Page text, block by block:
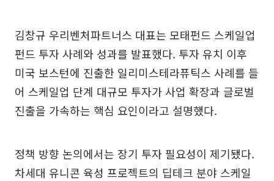
김창규 우리벤처파트너스 대표는 모태펀드 스케일업
펀드 투자 사례와 성과를 발표했다. 투자 유치 이후
미국 보스턴에 진출한 일리미스테라퓨틱스 사례를 들
어 스케일업 단계 대규모 투자가 사업 확장과 글로벌
진출을 가속하는 핵심 요인이라고 설명했다.
정책 방향 논의에서는 장기 투자 필요성이 제기됐다.
차세대 유니콘 육성 프로젝트의 딥테크 분야 스케일